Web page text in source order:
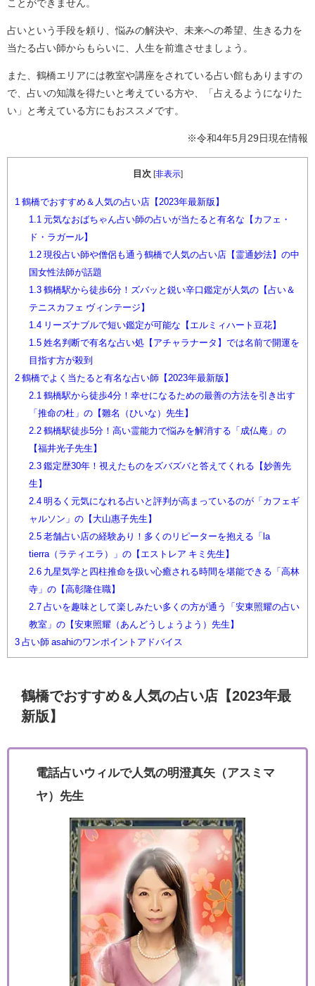
ことができません。
占いという手段を頼り、悩みの解決や、未来への希望、生きる力を
当たる占い師からもらいに、人生を前進させましょう。
また、鶴橋エリアには教室や講座をされている占い館もありますの
で、占いの知識を得たいと考えている方や、「占えるようになりた
い」と考えている方にもおススメです。
※令和4年5月29日現在情報
目次 非表示]
1 鶴橋でおすすめ＆人気の占い店【2023年最新版】
1.1 元気なおばちゃん占い師の占いが当たると有名な【カフェ・
ド・ラガール】
1.2現役占い師や僧侶も通う鶴橋で人気の占い店【霊通妙法】の中
国女性法師が話題
1.3鶴橋駅から徒歩6分！ズバッと鋭い辛口鑑定が人気の【占い＆
テニスカフェ ヴィンテージ】
1.4リーズナブルで短い鑑定が可能な【エルミィハート豆花】
1.5姓名判断で有名な占い処【アチャラナータ】では名前で開運を
目指す方が殺到
2 鶴橋でよく当たると有名な占い師【2023年最新版】
2.1 鶴橋駅から徒歩4分！幸せになるための最善の方法を引き出す
「推命の杜」の【雛名（ひいな）先生】
2.2鶴橋駅徒歩5分！高い霊能力で悩みを解消する「成仏庵」の
【福井光子先生】
2.3鑑定歴30年！視えたものをズバズバと答えてくれる【妙善先
生】
2.4明るく元気になれる占いと評判が高まっているのが「カフェギ
ャルソン」の【大山惠子先生】
2.5老舗占い店の経験あり！多くのリピーターを抱える「la
tierra（ラティエラ）」の【エストレア キミ先生】
2.6九星気学と四柱推命を扱い心癒される時間を堪能できる「高林
寺」の【高彰隆住職】
2.7占いを趣味として楽しみたい多くの方が通う「安東照耀の占い
教室」の【安東照耀（あんどうしょうよう）先生】
3 占い師 asahiのワンポイントアドバイス
鶴橋でおすすめ＆人気の占い店【2023年最
新版】
電話占いウィルで人気の明澄真矢（アスミマ
ヤ）先生